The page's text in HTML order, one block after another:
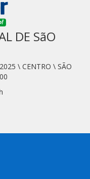
DE SãO
\ CENTRO \ SÃO